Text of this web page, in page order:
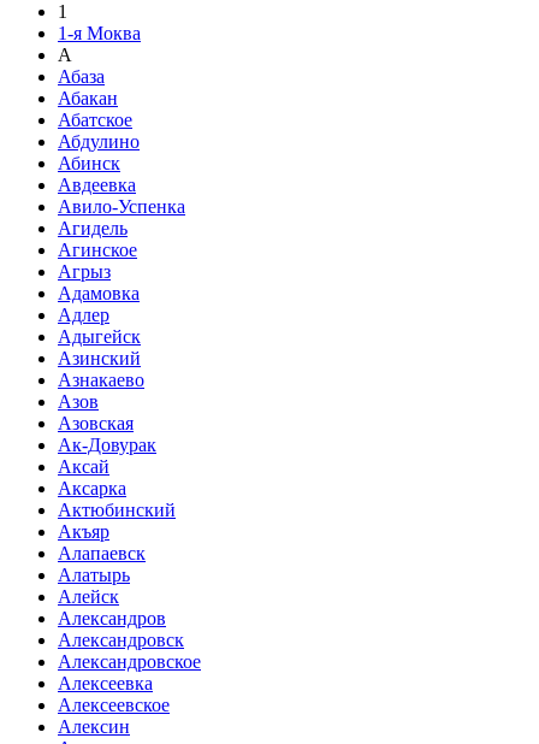
1
1-я Моква
А
Абаза
Абакан
Абатское
Абдулино
Абинск
Авдеевка
Авило-Успенка
Агидель
Агинское
Агрыз
Адамовка
Адлер
Адыгейск
Азинский
Азнакаево
Азов
Азовская
Ак-Довурак
Аксай
Аксарка
Актюбинский
Акъяр
Алапаевск
Алатырь
Алейск
Александров
Александровск
Александровское
Алексеевка
Алексеевское
Алексин